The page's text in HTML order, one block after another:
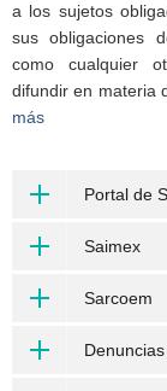
a los sujetos
sus obligaciones
como cualquier
difundir en materia
más
Portal de
Saimex
Sarcoem